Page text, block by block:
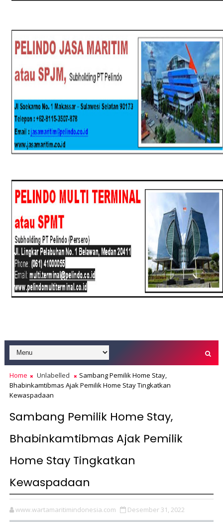
Home Unlabelled
Sambang Pemilik Home Stay,
Bhabinkamtibmas Ajak Pemilik Home Stay Tingkatkan
Kewaspadaan
Sambang Pemilik Home Stay,
Bhabinkamtibmas Ajak Pemilik
Home Stay Tingkatkan
Kewaspadaan
www.wartamaritimindonesia.com Desember 31, 2022